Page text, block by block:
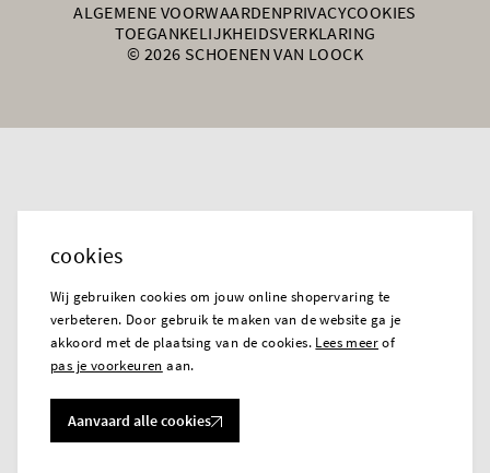
ALGEMENE VOORWAARDENPRIVACYCOOKIES
TOEGANKELIJKHEIDSVERKLARING
© 2026 SCHOENEN VAN LOOCK
cookies
Wij gebruiken cookies om jouw online shopervaring te
verbeteren. Door gebruik te maken van de website ga je
akkoord met de plaatsing van de cookies. Lees meerof
pas je voorkeuren aan.
Aanvaard alle cookies